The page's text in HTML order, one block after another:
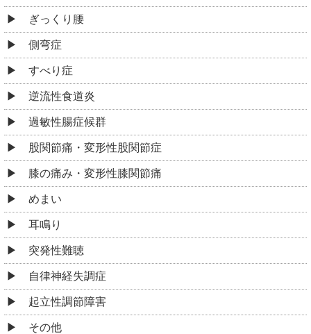
ぎっくり腰
側弯症
すべり症
逆流性食道炎
過敏性腸症候群
股関節痛・変形性股関節症
膝の痛み・変形性膝関節痛
めまい
耳鳴り
突発性難聴
自律神経失調症
起立性調節障害
その他